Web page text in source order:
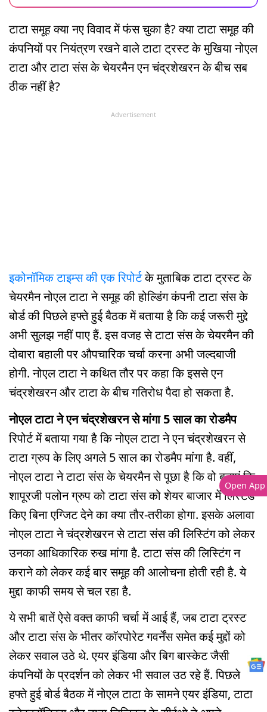
टाटा समूह क्या नए विवाद में फंस चुका है? क्या टाटा समूह की
कंपनियों पर नियंत्रण रखने वाले टाटा ट्रस्ट के मुखिया नोएल
टाटा और टाटा संस के चेयरमैन एन चंद्रशेखरन के बीच सब
ठीक नहीं है?
Advertisement
इकोनॉमिक टाइम्स की एक रिपोर्टके मुताबिक टाटा ट्रस्ट के
चेयरमैन नोएल टाटा ने समूह की होल्डिंग कंपनी टाटा संस के
बोर्ड की पिछले हफ्ते हुई बैठक में बताया है कि कई जरूरी मुद्दे
अभी सुलझ नहीं पाए हैं. इस वजह से टाटा संस के चेयरमैन की
दोबारा बहाली पर औपचारिक चर्चा करना अभी जल्दबाजी
होगी. नोएल टाटा ने कथित तौर पर कहा कि इससे एन
चंद्रशेखरन और टाटा के बीच गतिरोध पैदा हो सकता है.
नोएल टाटा ने एन चंद्रशेखरन से मांगा 5 साल का रोडमैप
रिपोर्ट में बताया गया है कि नोएल टाटा ने एन चंद्रशेखरन से
टाटा ग्रुप के लिए अगले 5 साल का रोडमैप मांगा है. वहीं,
नोएल टाटा ने टाटा संस के चेयरमैन से पूछा है कि वो बताएं कि
शापूरजी पलोन ग्रुप को टाटा संस को शेयर बाजार में लिस्टेड
किए बिना एग्जिट देने का क्या तौर-तरीका होगा. इसके अलावा
नोएल टाटा ने चंद्रशेखरन से टाटा संस की लिस्टिंग को लेकर
उनका आधिकारिक रुख मांगा है. टाटा संस की लिस्टिंग न
कराने को लेकर कई बार समूह की आलोचना होती रही है. ये
मुद्दा काफी समय से चल रहा है.
ये सभी बातें ऐसे वक्त काफी चर्चा में आई हैं, जब टाटा ट्रस्ट
और टाटा संस के भीतर कॉरपोरेट गवर्नेंस समेत कई मुद्दों को
लेकर सवाल उठे थे. एयर इंडिया और बिग बास्केट जैसी
कंपनियों के प्रदर्शन को लेकर भी सवाल उठ रहे हैं. पिछले
हफ्ते हुई बोर्ड बैठक में नोएल टाटा के सामने एयर इंडिया, टाटा
Open App